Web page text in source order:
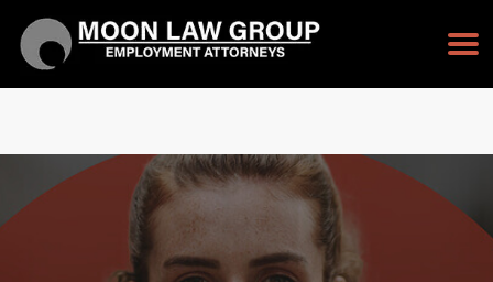
PULSE PARA LLAMAR
213-232-3128